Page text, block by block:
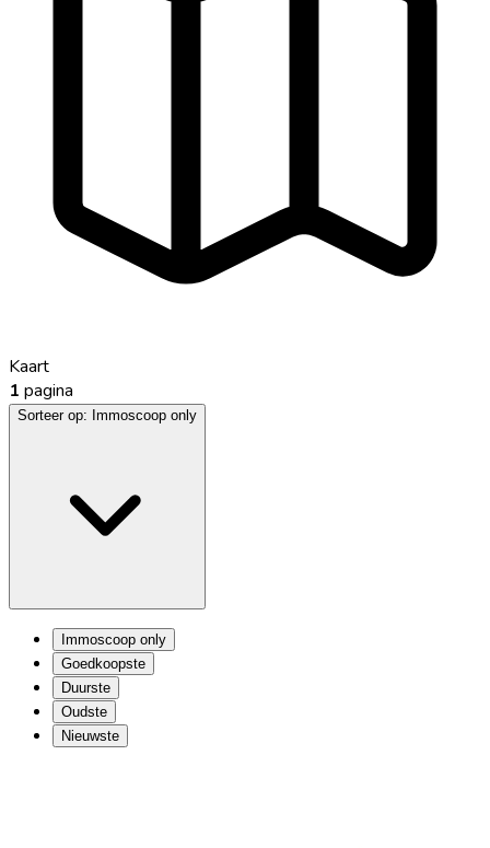
Kaart
1 pagina
Sorteer op: Immoscoop only
Immoscoop only
Goedkoopste
Duurste
Oudste
Nieuwste